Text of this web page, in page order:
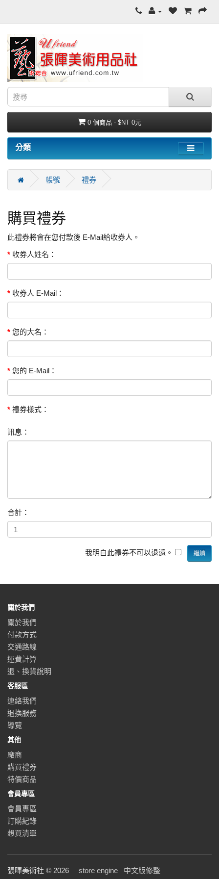
0 個商品 - $NT 0元
分類
帳號 禮券
購買禮券
此禮券將會在您付款後 E-Mail給收券人。
收券人姓名：
收券人 E-Mail：
您的大名：
您的 E-Mail：
禮券樣式：
訊息：
合計：
我明白此禮券不可以退還。
關於我們
關於我們
付款方式
交通路線
運費計算
退、換貨說明
客服區
連絡我們
退換服務
導覽
其他
廠商
購買禮券
特價商品
會員專區
會員專區
訂購紀錄
想買清單
張暉美術社 © 2026 store engine 中文版修整